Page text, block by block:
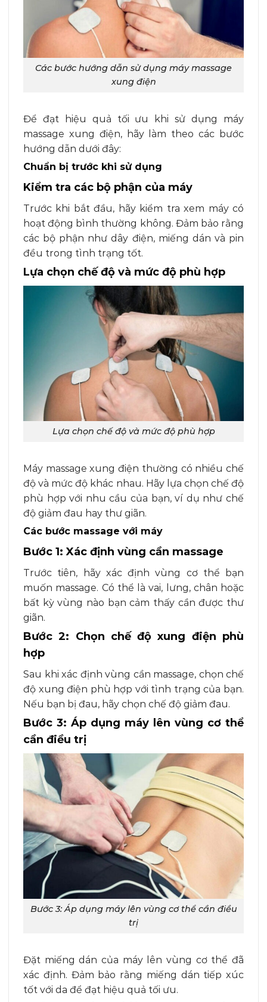
Các bước hướng dẫn sử dụng máy massage
xung điện
Để đạt hiệu quả tối ưu khi sử dụng máy
massage xung điện, hãy làm theo các bước
hướng dẫn dưới đây:
Chuẩn bị trước khi sử dụng
Kiểm tra các bộ phận của máy
Trước khi bắt đầu, hãy kiểm tra xem máy có
hoạt động bình thường không. Đảm bảo rằng
các bộ phận như dây điện, miếng dán và pin
đều trong tình trạng tốt.
Lựa chọn chế độ và mức độ phù hợp
Lựa chọn chế độ và mức độ phù hợp
Máy massage xung điện thường có nhiều chế
độ và mức độ khác nhau. Hãy lựa chọn chế độ
phù hợp với nhu cầu của bạn, ví dụ như chế
độ giảm đau hay thư giãn.
Các bước massage với máy
Bước 1: Xác định vùng cần massage
Trước tiên, hãy xác định vùng cơ thể bạn
muốn massage. Có thể là vai, lưng, chân hoặc
bất kỳ vùng nào bạn cảm thấy cần được thư
giãn.
Bước 2: Chọn chế độ xung điện phù
hợp
Sau khi xác định vùng cần massage, chọn chế
độ xung điện phù hợp với tình trạng của bạn.
Nếu bạn bị đau, hãy chọn chế độ giảm đau.
Bước 3: Áp dụng máy lên vùng cơ thể
cần điều trị
Bước 3: Áp dụng máy lên vùng cơ thể cần điều
trị
Đặt miếng dán của máy lên vùng cơ thể đã
xác định. Đảm bảo rằng miếng dán tiếp xúc
tốt với da để đạt hiệu quả tối ưu.